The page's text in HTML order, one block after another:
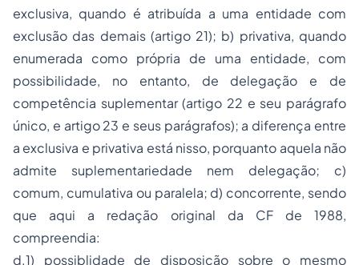
exclusiva, quando é atribuída a uma entidade com
exclusão das demais (artigo 21); b) privativa, quando
enumerada como própria de uma entidade, com
possibilidade, no entanto, de delegação e de
competência suplementar (artigo 22 e seu parágrafo
único, e artigo 23 e seus parágrafos); a diferença entre
a exclusiva e privativa está nisso, porquanto aquela não
admite suplementariedade nem delegação; c)
comum, cumulativa ou paralela; d) concorrente, sendo
que aqui a redação original da CF de 1988,
compreendia:
d.1) possiblidade de disposição sobre o mesmo